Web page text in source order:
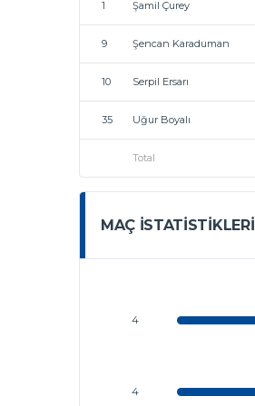
1 Şamil Çurey
9 Şencan Karaduman
10 Serpil Ersarı
35 Uğur Boyalı
Total
MAÇ İSTATISTIKLERI
4
4